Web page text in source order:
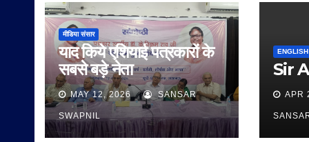
मीडिया संसार
याद किये एशियाई पत्रकारों के
सबसे बड़े नेता
MAY 12, 2026 SANSAR
SWAPNIL
Sir
APR